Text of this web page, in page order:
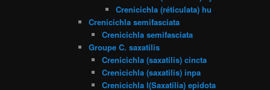
Crenicichla (réticulata) hu
Crenicichla semifasciata
Crenicichla semifasciata
Groupe C. saxatilis
Crenicichla (saxatilis) cincta
Crenicichla (saxatilis) inpa
Crenicichla l(Saxatilia) epidota